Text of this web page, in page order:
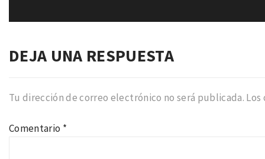
DEJA UNA RESPUESTA
Tu dirección de correo electrónico no será publicada. Los
Comentario *